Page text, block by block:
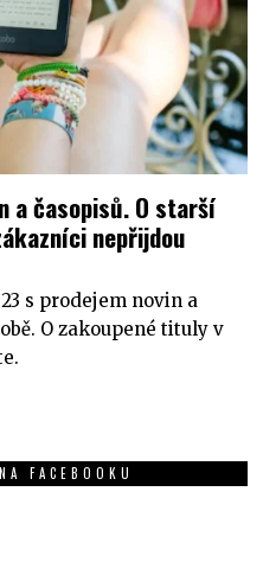
a časopisů. O starší
nepřijdou
s prodejem novin a
O zakoupené tituly v
FACEBOOKU